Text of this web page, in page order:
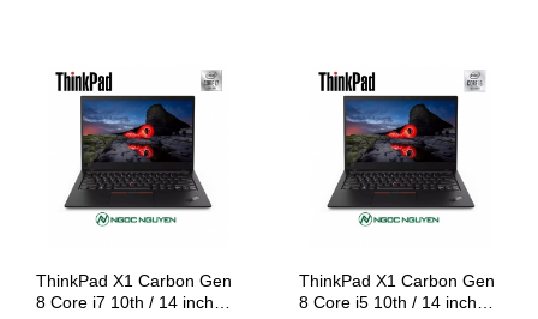
ThinkPad X1 Carbon Gen
8 Core i7 10th / 14 inch
ThinkPad X1 Carbon Gen
8 Core i5 10th / 14 inch